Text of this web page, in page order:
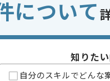
業の案件でございます。
ド案件のご提案も差し上げる場
極的に導入し、
について
知りた
自分のスキルでどんな